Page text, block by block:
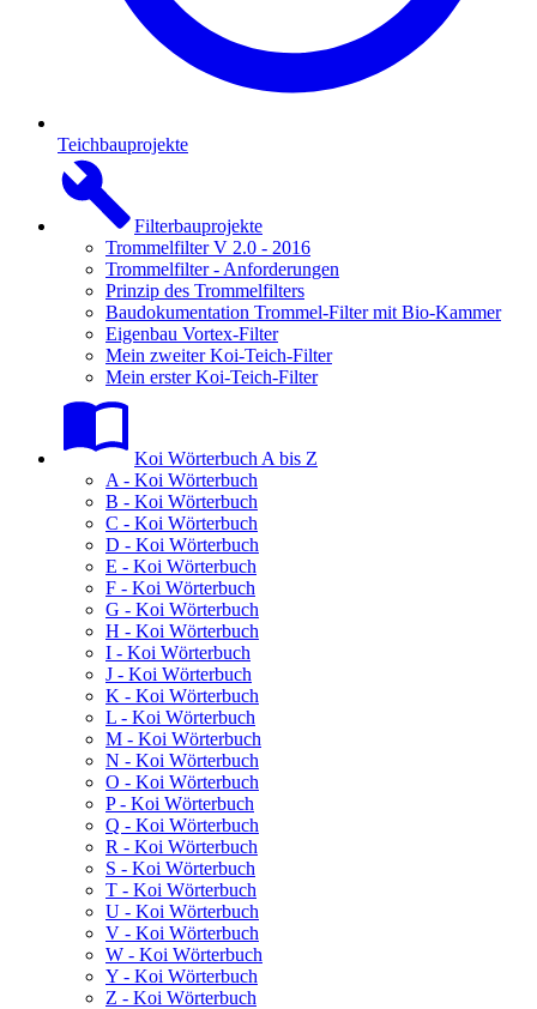
Teichbauprojekte
Filterbauprojekte
Trommelfilter V 2.0 - 2016
Trommelfilter - Anforderungen
Prinzip des Trommelfilters
Baudokumentation Trommel-Filter mit Bio-Kammer
Eigenbau Vortex-Filter
Mein zweiter Koi-Teich-Filter
Mein erster Koi-Teich-Filter
Koi Wörterbuch A bis Z
A - Koi Wörterbuch
B - Koi Wörterbuch
C - Koi Wörterbuch
D - Koi Wörterbuch
E - Koi Wörterbuch
F - Koi Wörterbuch
G - Koi Wörterbuch
H - Koi Wörterbuch
I - Koi Wörterbuch
J - Koi Wörterbuch
K - Koi Wörterbuch
L - Koi Wörterbuch
M - Koi Wörterbuch
N - Koi Wörterbuch
O - Koi Wörterbuch
P - Koi Wörterbuch
Q - Koi Wörterbuch
R - Koi Wörterbuch
S - Koi Wörterbuch
T - Koi Wörterbuch
U - Koi Wörterbuch
V - Koi Wörterbuch
W - Koi Wörterbuch
Y - Koi Wörterbuch
Z - Koi Wörterbuch